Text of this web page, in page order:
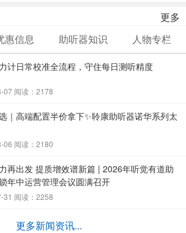
更多
惠信息 助听器知识 人物专栏
计日常校准全流程，守住每日测听精度
07 阅读：2178
｜高端配置半价拿下✨聆康助听器诺华系列太
06 阅读：2180
再出发 提质增效谱新篇 | 2026年听觉有道助
年中运营管理会议圆满召开
31 阅读：2258
更多新闻资讯...